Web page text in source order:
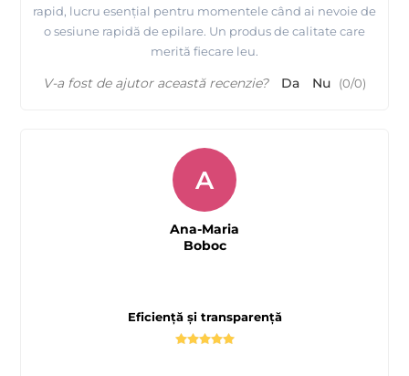
rapid, lucru esențial pentru momentele când ai nevoie de
o sesiune rapidă de epilare. Un produs de calitate care
merită fiecare leu.
V-a fost de ajutor această recenzie? Da Nu (0/0)
Eficiență și transparență
A
Ana-Maria
Boboc